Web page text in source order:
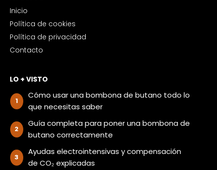
Inicio
Política de cookies
Política de privacidad
Contacto
LO + VISTO
Cómo usar una bombona de butano todo lo
que necesitas saber
Guía completa para poner una bombona de
butano correctamente
Ayudas electrointensivas y compensación
de CO₂ explicadas